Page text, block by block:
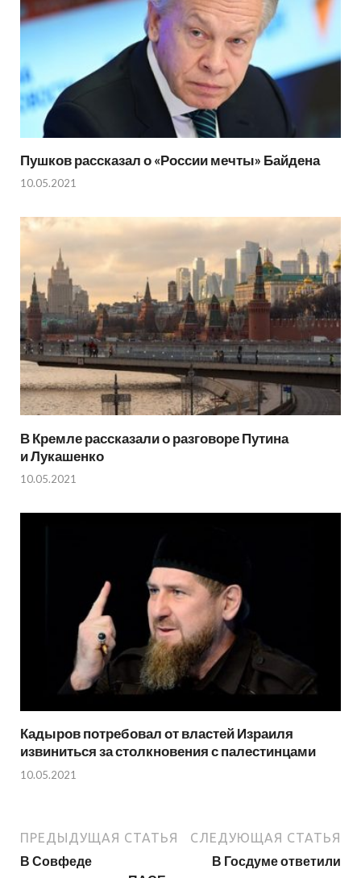
Пушков рассказал о «России мечты» Байдена
10.05.2021
В Кремле рассказали о разговоре Путина
и Лукашенко
10.05.2021
Кадыров потребовал от властей Израиля
извиниться за столкновения с палестинцами
10.05.2021
ПРЕДЫДУЩАЯ СТАТЬЯ
В Совфеде
СЛЕДУЮЩАЯ СТАТЬЯ
В Госдуме ответили